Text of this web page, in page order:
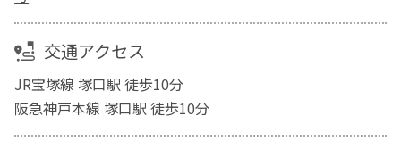
交通アクセス
JR宝塚線 塚口駅 徒歩10分
阪急神戸本線 塚口駅 徒歩10分